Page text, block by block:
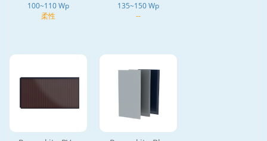
100~110 Wp
柔性
135~150 Wp
--